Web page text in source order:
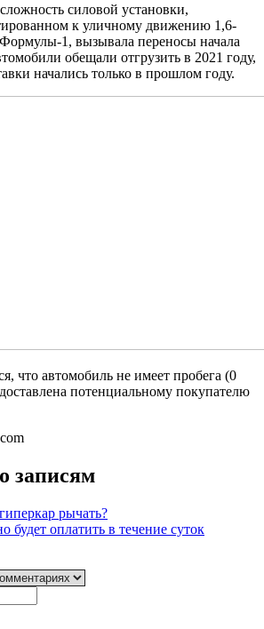
силовой установки,
к уличному движению 1,6-
1, вызывала переносы начала
обещали отгрузить в 2021 году,
начались только в прошлом году.
что автомобиль не имеет пробега (0
потенциальному покупателю
записям
рычать?
будет оплатить в течение суток